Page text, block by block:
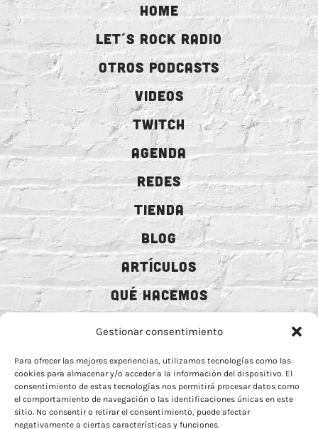
Gestionar consentimiento
Para ofrecer las mejores experiencias, utilizamos tecnologías como las
cookies para almacenar y/o acceder a la información del dispositivo. El
consentimiento de estas tecnologías nos permitirá procesar datos como
el comportamiento de navegación o las identificaciones únicas en este
sitio. No consentir o retirar el consentimiento, puede afectar
negativamente a ciertas características y funciones.
HOME
LET´S ROCK RADIO
OTROS PODCASTS
VIDEOS
TWITCH
AGENDA
REDES
TIENDA
BLOG
ARTÍCULOS
QUÉ HACEMOS
CONTACTO
BIO